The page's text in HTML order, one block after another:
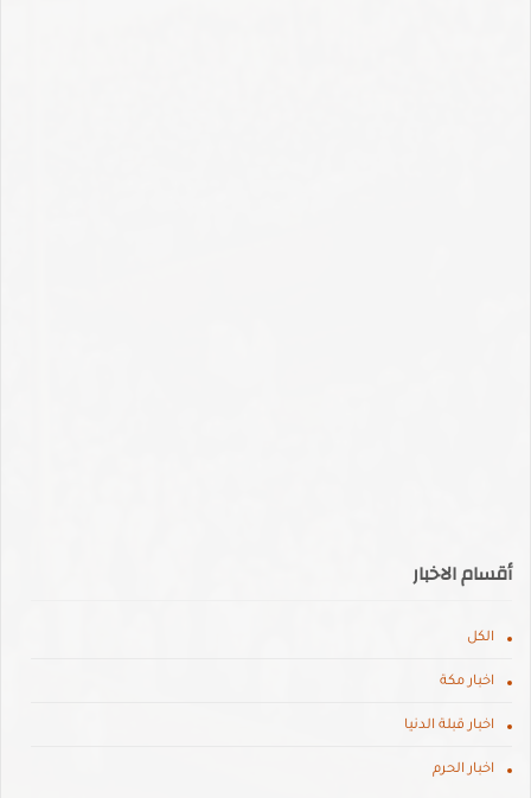
أقسام الاخبار
الكل
اخبار مكة
اخبار قبلة الدنيا
اخبار الحرم